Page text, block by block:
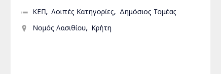
ΚΕΠ Λοιπές Κατηγορίες
Δημόσιος Τομέας
Νομός Λασιθίου
Κρήτη